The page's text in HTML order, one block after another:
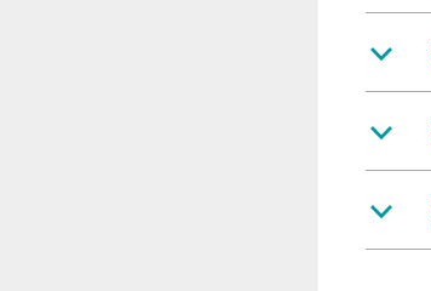
b
b
b